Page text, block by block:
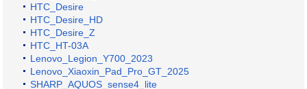
HTC_Desire
HTC_Desire_HD
HTC_Desire_Z
HTC_HT-03A
Lenovo_Legion_Y700_2023
Lenovo_Xiaoxin_Pad_Pro_GT_2025
SHARP_AQUOS_sense4_lite